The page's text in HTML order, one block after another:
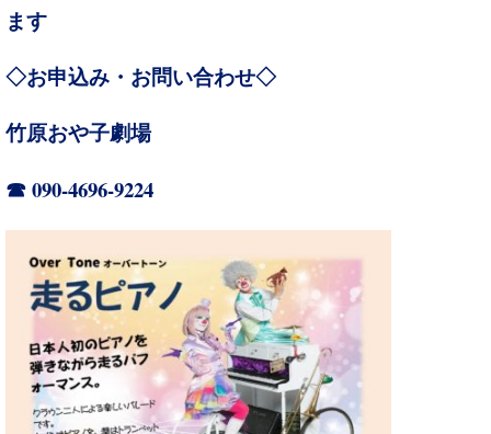
ます
◇お申込み・お問い合わせ◇
竹原おや子劇場
☎ 090-4696-9224